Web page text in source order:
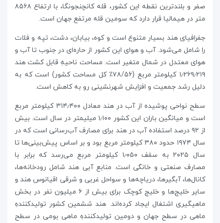
صفر و بلندترین نقطه این کشور، قله کانچنجونگا، با ارتفاع ۸۵۶۸
متر در هیمالیا قرار دارد که سومین قله مرتفع جهان است.
جفرافیای هند بسیار متنوع است و کوه، بیابان، دشت، تپه و فلات
را شامل می‌شود. آب و هوای این کشور از حاره‌ای در جنوب تا آب و
هوای معتدل در شمال متغیر است. مساحت ناحیهِ قابل کشت هند
۱٫۲۶۹٫۲۱۹ کیلومتر مربع (۷۸/۵۶٪ کل مساحت کشور) است که به
دلیل رشد جمعیت و افزایش شهرنشینی رو به کاهش است.
سطح نواحی پوشیده از آب در هند معادل ۳۱۴٫۴۰۰ کیلومتر مربع
است و میانگین باران این کشور ۱٫۱۰۰ میلیمتر در سال است. بیش
از ۹۲ درصد استفاده آب در هند برای مصارف آب‌رسانی است که در
سال ۱۹۷۴ حدود ۳۸۰ کیلومتر مربع بود و بر اساس پیش‌بینی‌ها تا
سال ۲۰۲۵ به سقف ۱٫۰۵۰ کیلومتر مربع می‌رسد که برابر با
مصارف صنعتی و خانگی است. منابع آبی هند شامل رودخانه‌ها،
کانال‌ها، آبگیرها، دریاچه‌ها و سواحل غربی و شرقی اقیانوس هند و
سایر خلیج‌ها و خلیج کوچک برای بیش از ۶ میلیون نفر در بخش
ماهیگیری اشتغال ایجاد کرده‌اند. هند ششمین کشور تولیدکنندهِ
ماهی در سطح جهان و دومین تولیدکنندهِ ماهی بومی در سطح